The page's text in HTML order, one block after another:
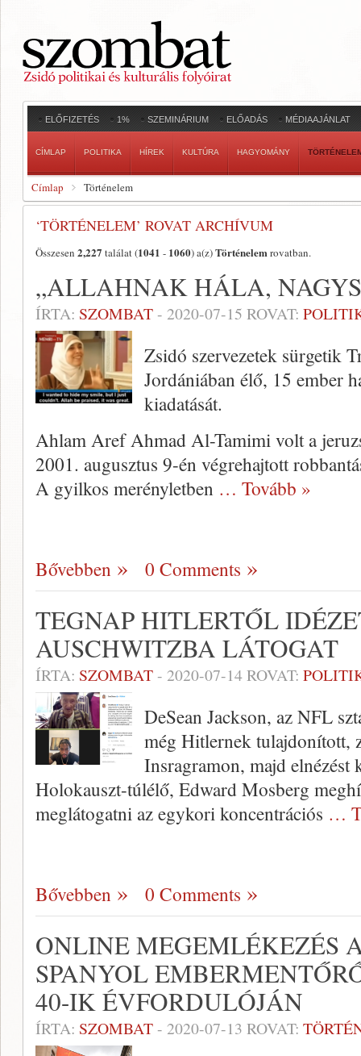
ELŐFIZETÉS 1% SZEMINÁRIUM ELŐADÁS MÉDIAAJÁNLAT
CÍMLAP POLITIKA HÍREK KULTÚRA HAGYOMÁNY
Címlap Történelem
‘TÖRTÉNELEM’ ROVAT ARCHÍVUM
Összesen 2,227 találat (1041 - 1060) a(z)Történelemrovatban.
„ALLAHNAK HÁLA,
ÍRTA: SZOMBAT- 2020-07-15 ROVAT:
Zsidó szervezetek sürgetik
Jordániában élő, 15 ember
kiadatását.
Ahlam Aref Ahmad Al-Tamimi volt a
2001. augusztus 9-én végrehajtott
A gyilkos merényletben … Tovább »
Bővebben 0 Comments
TEGNAP HITLERTŐL
AUSCHWITZBA LÁTOGAT
ÍRTA: SZOMBAT- 2020-07-14ROVAT:
DeSean Jackson, az NFL
még Hitlernek tulajdonított,
Insragramon, majd elnézést
Holokauszt-túlélő, Edward Mosberg
meglátogatni az egykori koncentrációs …
Bővebben 0 Comments
ONLINE MEGEMLÉKEZÉS
SPANYOL
40-IK ÉVFORDULÓJÁN
ÍRTA: SZOMBAT- 2020-07-13 ROVAT: